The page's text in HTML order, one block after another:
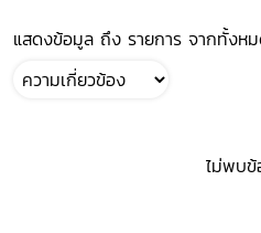
แสดงข้อมูล ถึง รายการ จากทั้งห
ไม่พบ